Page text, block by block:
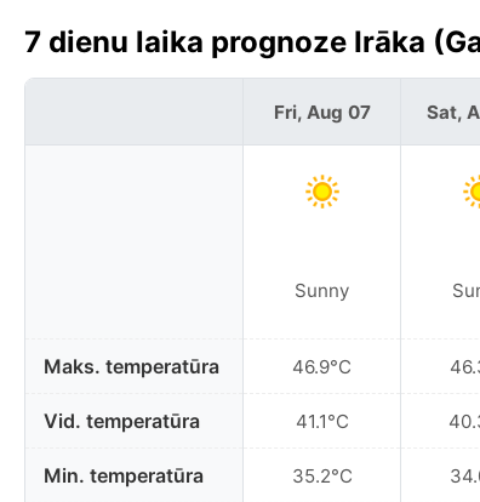
7 dienu laika prognoze Irāka
Maks. temperatūra
Vid. temperatūra
Min. temperatūra
Fri, Aug 07
Sunny
46.9°C
41.1°C
35.2°C
Sat,